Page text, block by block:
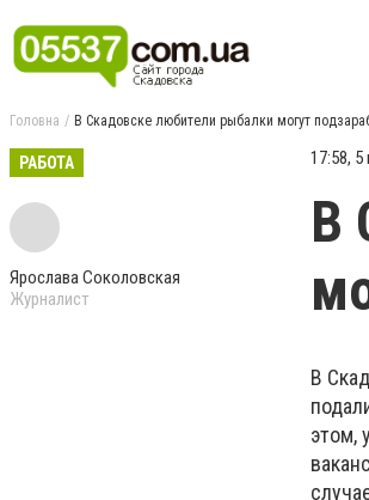
Головна В Скадовске любители рыбалки могут
РАБОТА
Ярослава Соколовская
Журналист
17:58, 5
В
В
этом,